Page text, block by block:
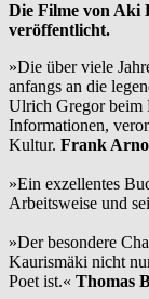
Die Filme von Aki
veröffentlicht.
»Die über viele
anfangs an die
Ulrich Gregor beim
Informationen,
Kultur. Frank
»Ein exzellentes
Arbeitsweise und
»Der besondere
Kaurismäki nicht
Poet ist.« Thomas